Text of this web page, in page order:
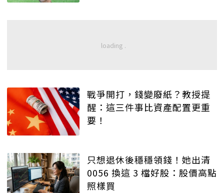
戰爭開打，錢變廢紙？教授提
醒：這三件事比資產配置更重
要！
只想退休後穩穩領錢！她出清
0056 換這 3 檔好股：股價高點
照樣買